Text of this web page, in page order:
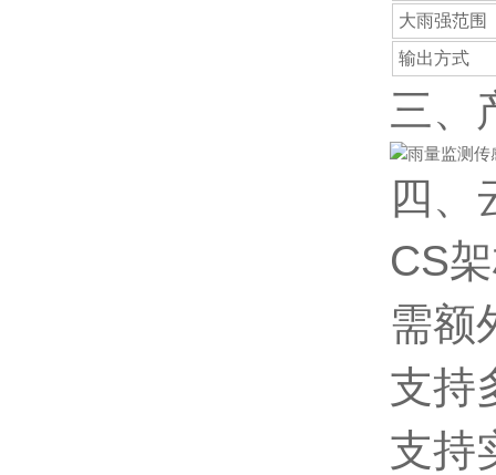
大雨强范围
输出方式
三、
四、
CS
需额
支持
支持